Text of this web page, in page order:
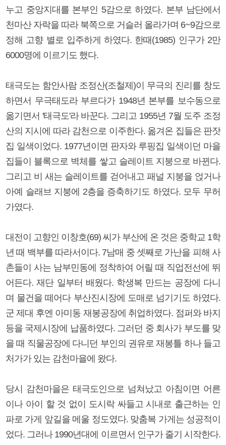
누고 중앙지대를 본부인 5감으로 하였다. 본부 남단에서
천마산 자락을 따라 북쪽으로 거슬러 올라가며 6~9감으로
정해 고향 별로 입주하게 하였다. 한때(1985) 인구가 2만
6000명에 이르기도 했다.
태극도는 함안사람 조정산(조철제)이 무극의 진리를 창도
하면서 무극태도라 부르다가 1948년 본부를 보수동으로
옮기면서 '태극도'라 바꾼다. 그리고 1955년 7월 도주 조정
산의 지시에 따라 감천으로 이주한다. 옮겨온 집들은 판잣
집 일색이었다. 1977년이면 판자와 루핑집 일색이던 마을
집들이 블록으로 벽체를 쌓고 슬레이트 지붕으로 바뀐다.
그리고 비 새는 슬레이트를 걷어내고 패널 지붕을 얹거나
아예 슬래브 지붕에 2층을 증축하기도 하였다. 모두 무허
가였다.
대전이 고향인 이창호(69) 씨가 부산에 온 것은 중학교 1학
년 때 백부를 따라서이다. 7남매 중 셋째로 가난을 피해 사
촌들이 사는 남부민동에 정착하여 어릴 때 직업전선에 뛰
어든다. 재단 일부터 배웠다. 학생복 만드는 공장에 다니
며 물건을 떼어다 부산진시장에 도매로 넘기기도 하였다.
군 제대 후엔 아미동 재봉공장에 취업하였다. 점퍼와 바지
등을 국제시장에 납품하였다. 그러던 중 회사가 부도를 맞
을 때 직물공장에 다니던 부인의 권유로 재봉틀 하나 들고
처가가 있는 감천마을에 왔다.
당시 감천마을은 태극도인으로 넘쳐났고 아침이면 어른
이나 아이 할 것 없이 도시락 싸들고 시내로 출근하는 인
파로 가게 앞길을 메울 정도였다. 맞춤복 가게는 성공적이
었다. 그러나 1990년대에 이르면서 인구가 줄기 시작한다.